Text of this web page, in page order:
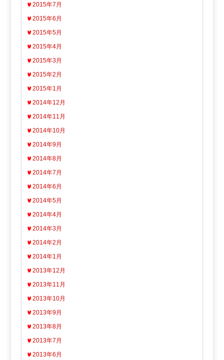
2015年7月
2015年6月
2015年5月
2015年4月
2015年3月
2015年2月
2015年1月
2014年12月
2014年11月
2014年10月
2014年9月
2014年8月
2014年7月
2014年6月
2014年5月
2014年4月
2014年3月
2014年2月
2014年1月
2013年12月
2013年11月
2013年10月
2013年9月
2013年8月
2013年7月
2013年6月